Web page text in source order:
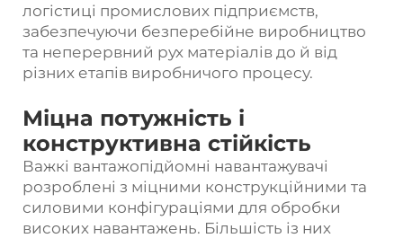
логістиці промислових підприємств,
забезпечуючи безперебійне виробництво
та неперервний рух матеріалів до й від
різних етапів виробничого процесу.
Міцна потужність і
конструктивна стійкість
Важкі вантажопідйомні навантажувачі
розроблені з міцними конструкційними та
силовими конфігураціями для обробки
високих навантажень. Більшість із них